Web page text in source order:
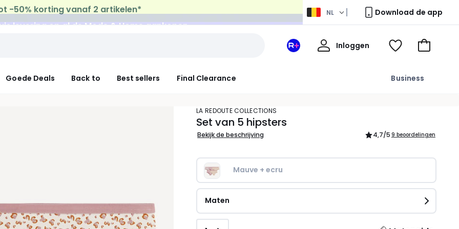
leveringop al de Mode & Home aankopen NL Download de app
Goede Deals Back to Best sellers Final Clearance Business
Mijn
Inloggen
Mijn
Kijk
Naar
LA REDOUTE COLLECTIONS
Set van 5 hipsters
Bekijk de beschrijving 4,7/5 9 beoordelingen
Mauve + ecru
Maten